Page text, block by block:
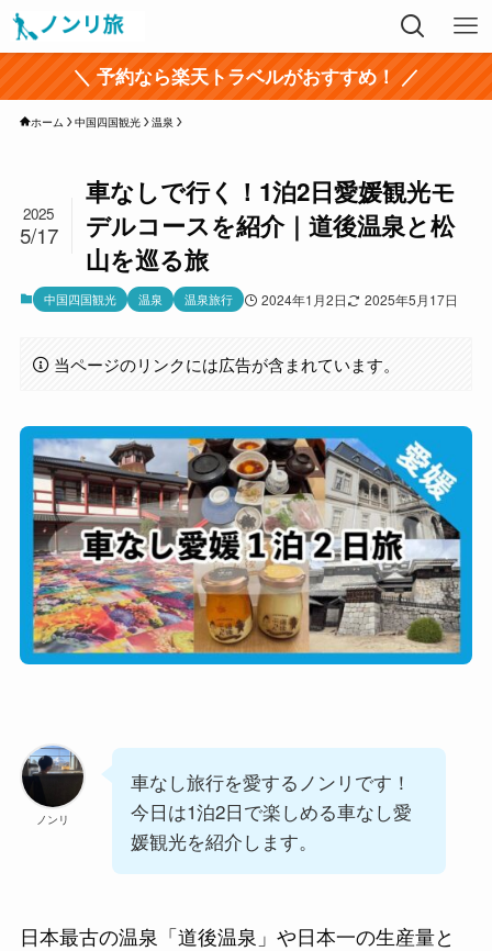
＼ 予約なら楽天トラベルがおすすめ！ ／
ホーム 中国四国観光 温泉
車なしで行く！1泊2日愛媛観光モ
デルコースを紹介｜道後温泉と松
山を巡る旅
2025
5/17
中国四国観光 温泉 温泉旅行 2024年1月2日 2025年5月17日
当ページのリンクには広告が含まれています。
ノンリ
車なし旅行を愛するノンリです！
今日は1泊2日で楽しめる車なし愛
媛観光を紹介します。
日本最古の温泉「道後温泉」や日本一の生産量と